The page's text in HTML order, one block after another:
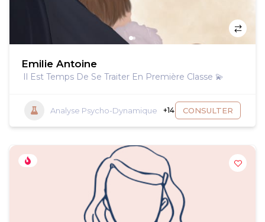
Emilie Antoine
Il Est Temps De Se Traiter En Première Classe 💫
Analyse Psycho-Dynamique +14 CONSULTER